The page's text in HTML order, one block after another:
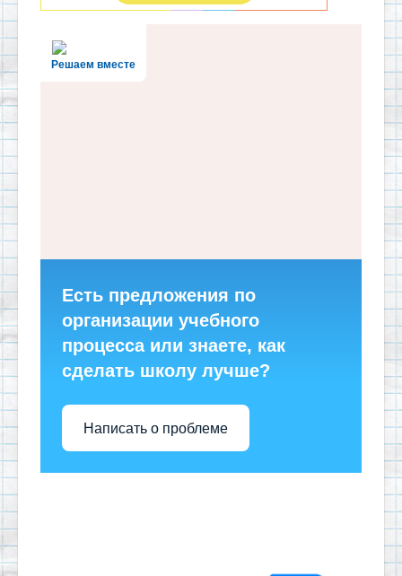
Решаем вместе
Есть предложения по
организации учебного
процесса или знаете, как
сделать школу лучше?
Написать о проблеме